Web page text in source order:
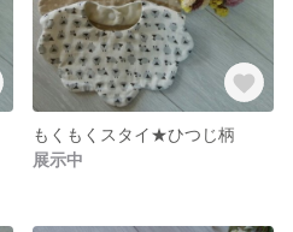
もくもくスタイ★ひつじ柄
展示中